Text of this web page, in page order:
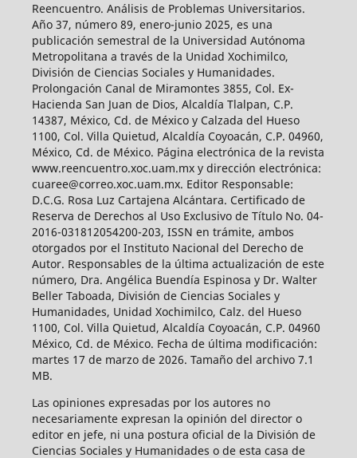
Reencuentro. Análisis de Problemas Universitarios.
Año 37, número 89, enero-junio 2025, es una
publicación semestral de la Universidad Autónoma
Metropolitana a través de la Unidad Xochimilco,
División de Ciencias Sociales y Humanidades.
Prolongación Canal de Miramontes 3855, Col. Ex-
Hacienda San Juan de Dios, Alcaldía Tlalpan, C.P.
14387, México, Cd. de México y Calzada del Hueso
1100, Col. Villa Quietud, Alcaldía Coyoacán, C.P. 04960,
México, Cd. de México. Página electrónica de la revista
www.reencuentro.xoc.uam.mx y dirección electrónica:
cuaree@correo.xoc.uam.mx. Editor Responsable:
D.C.G. Rosa Luz Cartajena Alcántara. Certificado de
Reserva de Derechos al Uso Exclusivo de Título No. 04-
2016-031812054200-203, ISSN en trámite, ambos
otorgados por el Instituto Nacional del Derecho de
Autor. Responsables de la última actualización de este
número, Dra. Angélica Buendía Espinosa y Dr. Walter
Beller Taboada, División de Ciencias Sociales y
Humanidades, Unidad Xochimilco, Calz. del Hueso
1100, Col. Villa Quietud, Alcaldía Coyoacán, C.P. 04960
México, Cd. de México. Fecha de última modificación:
martes 17 de marzo de 2026. Tamaño del archivo 7.1
MB.
Las opiniones expresadas por los autores no
necesariamente expresan la opinión del director o
editor en jefe, ni una postura oficial de la División de
Ciencias Sociales y Humanidades o de esta casa de